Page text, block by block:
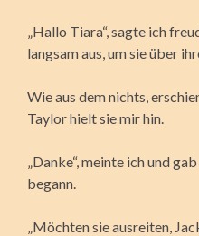
„Hallo Tiara“, sagte ich
langsam aus, um sie über
Wie aus dem nichts,
Taylor hielt sie mir hin.
„Danke“, meinte ich und
begann.
„Möchten sie ausreiten,